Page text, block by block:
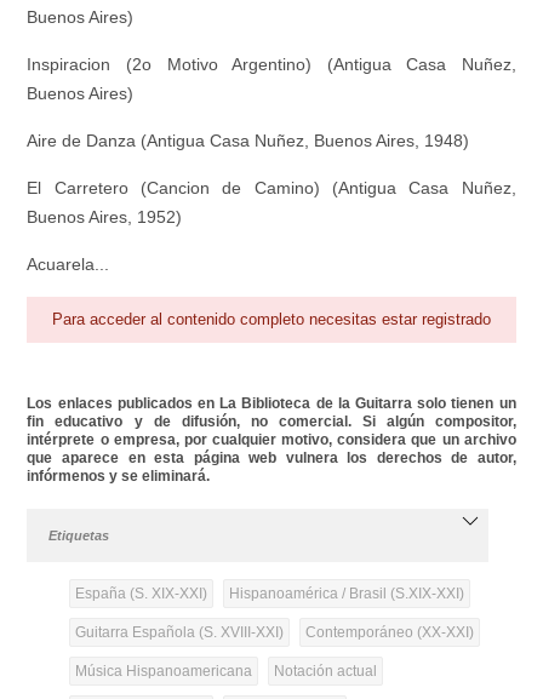
Buenos Aires)
Inspiracion (2o Motivo Argentino) (Antigua Casa Nuñez,
Buenos Aires)
Aire de Danza (Antigua Casa Nuñez, Buenos Aires, 1948)
El Carretero (Cancion de Camino) (Antigua Casa Nuñez,
Buenos Aires, 1952)
Acuarela...
Para acceder al contenido completo necesitas estar registrado
Los enlaces publicados en La Biblioteca de la Guitarra solo tienen un
fin educativo y de difusión, no comercial. Si algún compositor,
intérprete o empresa, por cualquier motivo, considera que un archivo
que aparece en esta página web vulnera los derechos de autor,
infórmenos y se eliminará.
Etiquetas
España (S. XIX-XXI) Hispanoamérica / Brasil (S.XIX-XXI)
Guitarra Española (S. XVIII-XXI) Contemporáneo (XX-XXI)
Música Hispanoamericana Notación actual